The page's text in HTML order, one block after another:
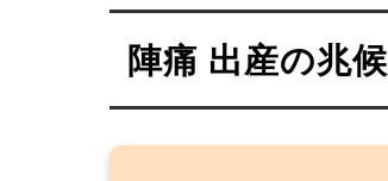
陣痛 出産の兆候